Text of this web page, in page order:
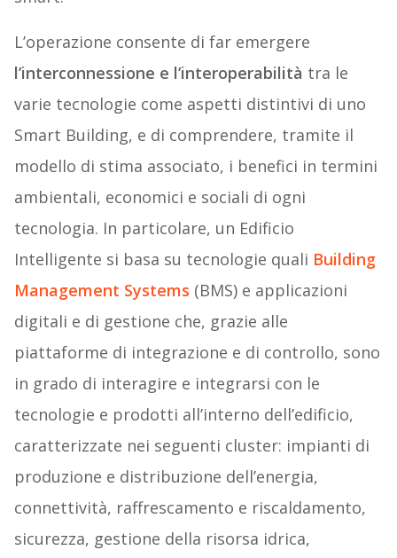
L’operazione consente di far emergere
l’interconnessione e l’interoperabilità tra le
varie tecnologie come aspetti distintivi di uno
Smart Building, e di comprendere, tramite il
modello di stima associato, i benefici in termini
ambientali, economici e sociali di ogni
tecnologia. In particolare, un Edificio
Intelligente si basa su tecnologie quali Building
Management Systems (BMS) e applicazioni
digitali e di gestione che, grazie alle
piattaforme di integrazione e di controllo, sono
in grado di interagire e integrarsi con le
tecnologie e prodotti all’interno dell’edificio,
caratterizzate nei seguenti cluster: impianti di
produzione e distribuzione dell’energia,
connettività, raffrescamento e riscaldamento,
sicurezza, gestione della risorsa idrica,